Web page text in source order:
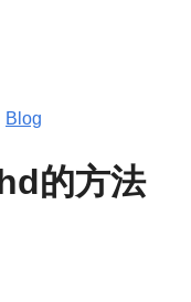
Blog
的方法